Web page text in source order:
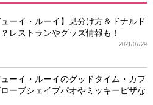
ューイ・ルーイ】見分け方＆ドナルド
レストランやグッズ情報も！
2021/07/29
ューイ・ルーイのグッドタイム・カフ
ーブシェイプパオやミッキーピザな